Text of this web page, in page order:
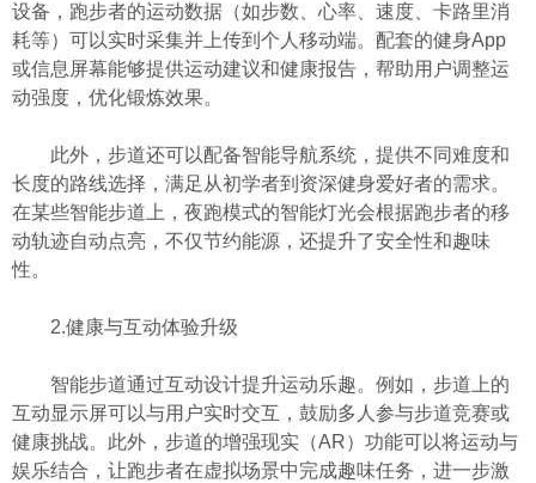
设备，跑步者的运动数据（如步数、心率、速度、卡路里消
耗等）可以实时采集并上传到个人移动端。配套的健身App
或信息屏幕能够提供运动建议和健康报告，帮助用户调整运
动强度，优化锻炼效果。
此外，步道还可以配备智能导航系统，提供不同难度和
长度的路线选择，满足从初学者到资深健身爱好者的需求。
在某些智能步道上，夜跑模式的智能灯光会根据跑步者的移
动轨迹自动点亮，不仅节约能源，还提升了安全性和趣味
性。
2.健康与互动体验升级
智能步道通过互动设计提升运动乐趣。例如，步道上的
互动显示屏可以与用户实时交互，鼓励多人参与步道竞赛或
健康挑战。此外，步道的增强现实（AR）功能可以将运动与
娱乐结合，让跑步者在虚拟场景中完成趣味任务，进一步激